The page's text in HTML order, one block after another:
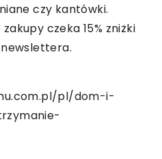
czy kantówki.
czeka 15% zniżki
pl/dom-i-